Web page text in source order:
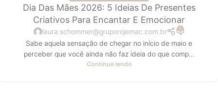
Dia Das Mães 2026: 5 Ideias De Presentes
Criativos Para Encantar E Emocionar
laura.schommer@gruporojemac.com.br 0
Sabe aquela sensação de chegar no início de maio e
perceber que você ainda não faz ideia do que comp...
Continue lendo